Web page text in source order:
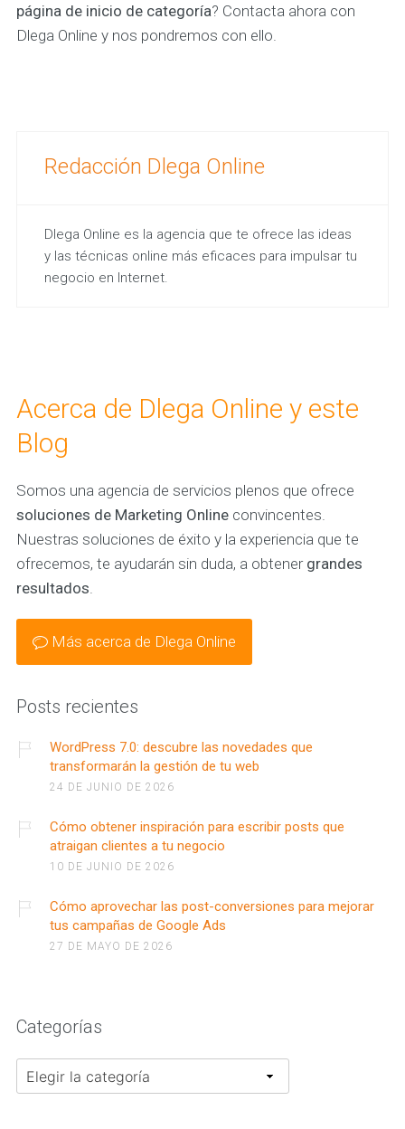
página de inicio de categoría? Contacta ahora con
Dlega Online y nos pondremos con ello.
Redacción Dlega Online
Dlega Online es la agencia que te ofrece las ideas
y las técnicas online más eficaces para impulsar tu
negocio en Internet.
Acerca de Dlega Online y este
Blog
Somos una agencia de servicios plenos que ofrece
soluciones de Marketing Onlineconvincentes.
Nuestras soluciones de éxito y la experiencia que te
ofrecemos, te ayudarán sin duda, a obtener grandes
resultados.
Más acerca de Dlega Online
Posts recientes
WordPress 7.0: descubre las novedades que
transformarán la gestión de tu web
24 DE JUNIO DE 2026
Cómo obtener inspiración para escribir posts que
atraigan clientes a tu negocio
10 DE JUNIO DE 2026
Cómo aprovechar las post-conversiones para mejorar
tus campañas de Google Ads
27 DE MAYO DE 2026
Categorías
Categorías